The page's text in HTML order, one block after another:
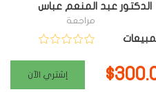
الدكتور عبد المنعم عباس
مراجعة
إشتري الآن